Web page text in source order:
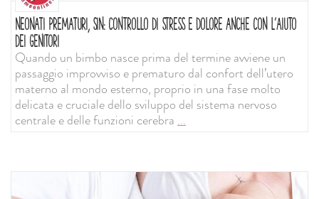
NEONATI PREMATURI, SIN: CONTROLLO DI STRESS E DOLORE ANCHE CON L'AIUTO
DEI GENITORI
Quando un bimbo nasce prima del termine avviene un
passaggio improvviso e prematuro dal confort dell’utero
materno al mondo esterno, proprio in una fase molto
delicata e cruciale dello sviluppo del sistema nervoso
centrale e delle funzioni cerebra...